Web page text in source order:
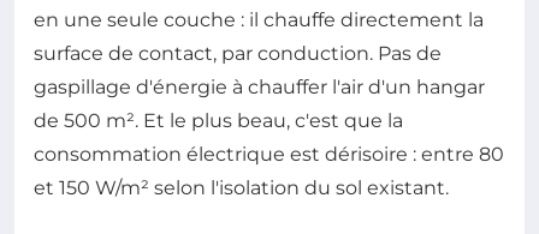
en une seule couche : il chauffe directement la
surface de contact, par conduction. Pas de
gaspillage d'énergie à chauffer l'air d'un hangar
de 500 m². Et le plus beau, c'est que la
consommation électrique est dérisoire : entre 80
et 150 W/m² selon l'isolation du sol existant.